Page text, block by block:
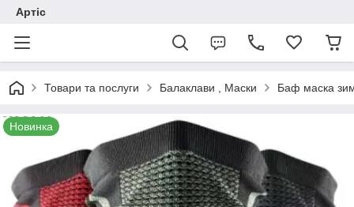
Артіс
Товари та послуги Балаклави , Маски Баф маска
Новинка